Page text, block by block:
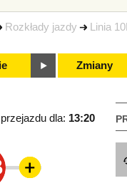
Rozkłady jazdy Linia
Zmiany
dla: 13:20